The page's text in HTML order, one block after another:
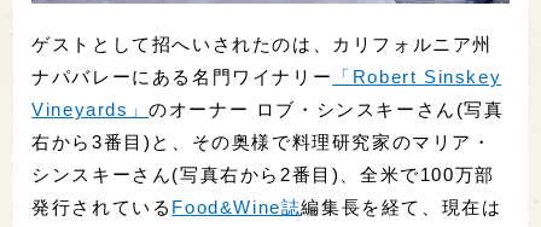
ゲストとして招へいされたのは、カリフォルニア州
ナパバレーにある名門ワイナリー
「Robert Sinskey
Vineyards」のオーナー ロブ・シンスキーさん(写真
右から3番目)と、その奥様で料理研究家のマリア・
シンスキーさん(写真右から2番目)、全米で100万部
発行されている Food&Wine誌編集長を経て、現在は